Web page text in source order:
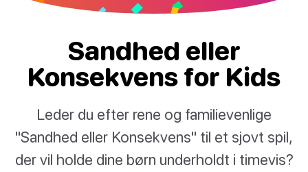
Sandhed eller
Konsekvens for Kids
Leder du efter rene og familievenlige
"Sandhed eller Konsekvens" til et sjovt spil,
der vil holde dine børn underholdt i timevis?